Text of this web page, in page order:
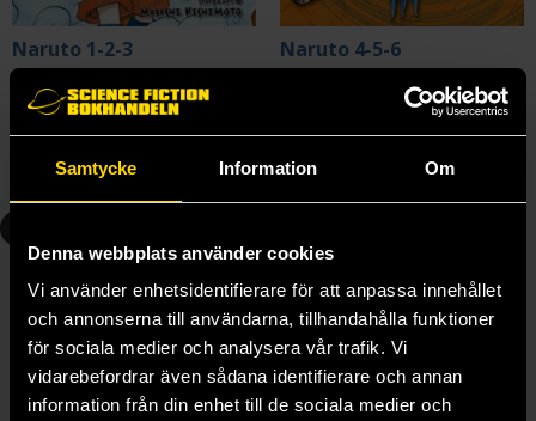
Samtycke Information Om
Denna webbplats använder cookies
Vi använder enhetsidentifierare för att anpassa innehållet
och annonserna till användarna, tillhandahålla funktioner
för sociala medier och analysera vår trafik. Vi
vidarebefordrar även sådana identifierare och annan
information från din enhet till de sociala medier och
Naruto 1-2-3
Masashi Kishimoto
219 kr
Beställ
Naruto 4-5-6